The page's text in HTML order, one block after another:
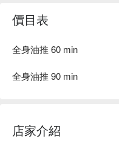
價目表
全身油推 60 min
全身油推 90 min
店家介紹